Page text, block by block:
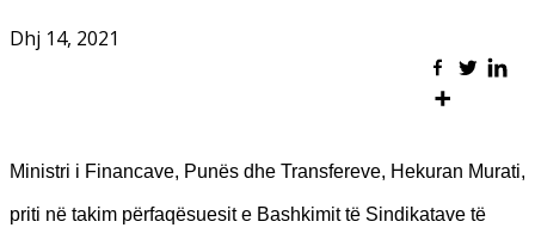
Dhj 14, 2021
Ministri i Financave, Punës dhe Transfereve, Hekuran Murati,
priti në takim përfaqësuesit e Bashkimit të Sindikatave të